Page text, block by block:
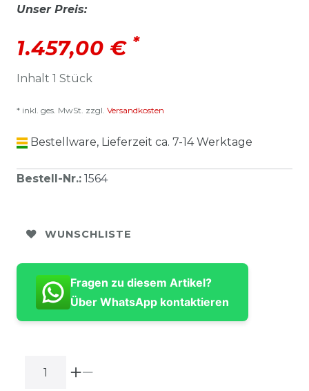
Unser Preis:
1.457,00 € *
Inhalt 1 Stück
* inkl. ges. MwSt. zzgl. Versandkosten
Bestellware, Lieferzeit ca. 7-14 Werktage
Bestell-Nr.: 1564
WUNSCHLISTE
Fragen zu diesem Artikel?
Über WhatsApp kontaktieren